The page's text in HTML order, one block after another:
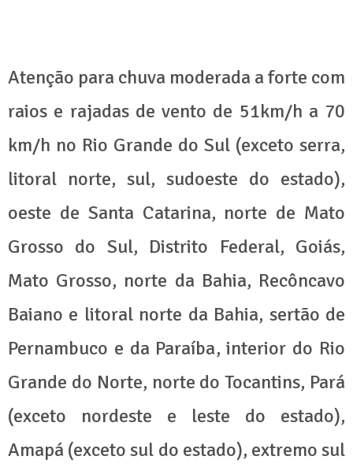
Atenção para chuva moderada a forte com
raios e rajadas de vento de 51km/h a 70
km/h no Rio Grande do Sul (exceto serra,
litoral norte, sul, sudoeste do estado),
oeste de Santa Catarina, norte de Mato
Grosso do Sul, Distrito Federal, Goiás,
Mato Grosso, norte da Bahia, Recôncavo
Baiano e litoral norte da Bahia, sertão de
Pernambuco e da Paraíba, interior do Rio
Grande do Norte, norte do Tocantins, Pará
(exceto nordeste e leste do estado),
Amapá (exceto sul do estado), extremo sul